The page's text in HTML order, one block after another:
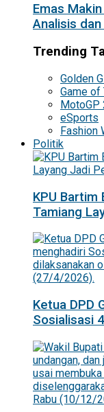
Emas
Analisis
Trending
Golden
Game of
MotoGP
eSports
Fashion
Politik
KPU Bartim
Tamiang
Ketua DPD
Sosialisasi